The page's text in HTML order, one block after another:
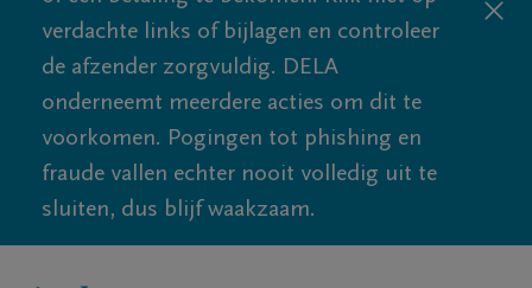
verdachte links of bijlagen en controleer
de afzender zorgvuldig. DELA
onderneemt meerdere acties om dit te
voorkomen. Pogingen tot phishing en
fraude vallen echter nooit volledig uit te
sluiten, dus blijf waakzaam.